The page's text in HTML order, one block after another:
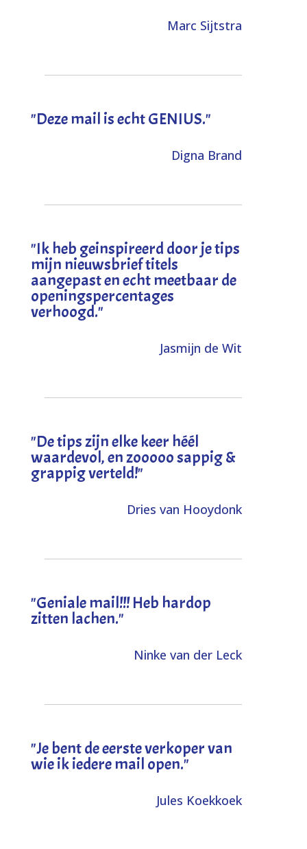
Marc Sijtstra
"Deze mail is echt GENIUS."
Digna Brand
"Ik heb geinspireerd door je tips
mijn nieuwsbrief titels
aangepast en echt meetbaar de
openingspercentages
verhoogd."
Jasmijn de Wit
"De tips zijn elke keer héél
waardevol, en zooooo sappig &
grappig verteld!"
Dries van Hooydonk
"Geniale mail!!! Heb hardop
zitten lachen."
Ninke van der Leck
"Je bent de eerste verkoper van
wie ik iedere mail open."
Jules Koekkoek